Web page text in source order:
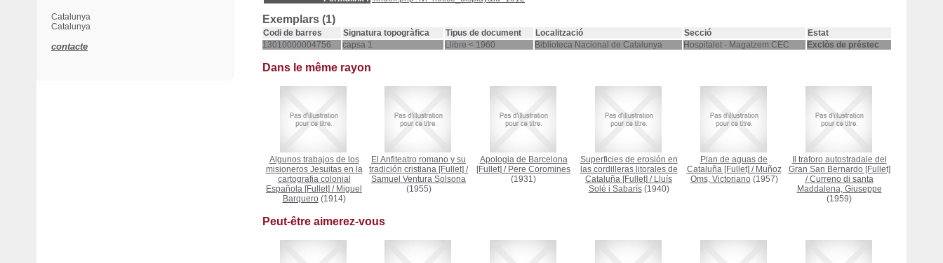
Exemplars (1)
Codi de barres Signatura topogràfica Tipus de document Localització Secció
Estat
13010000004756
capsa 1 Llibre < 1960 Biblioteca Nacional de Catalunya Hospitalet - Magatzem CEC Exclòs de préstec
Dans le même rayon
Algunos trabajos de los
misioneros Jesuitas en la
cartografia colonial
Española [Fullet] / Miguel
Barquero(1914)
El Anfiteatro romano y su
tradición cristiana [Fullet] /
Samuel Ventura Solsona
(1955)
Apologia de Barcelona
[Fullet] / Pere Coromines
(1931)
Superficies de erosión en
las cordilleras litorales de
Cataluña [Fullet] / Lluís
Solé i Sabarís(1940)
Plan de aguas de
Cataluña [Fullet] / Muñoz
Oms, Victoriano(1957)
Il traforo autostradale del
Gran San Bernardo [Fullet]
/Curreno di santa
Maddalena, Giuseppe
(1959)
Peut-être aimerez-vous
Catalunya
Catalunya
contacte